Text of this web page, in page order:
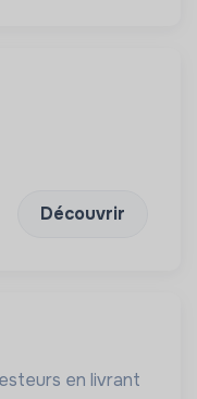
Découvrir
en livrant